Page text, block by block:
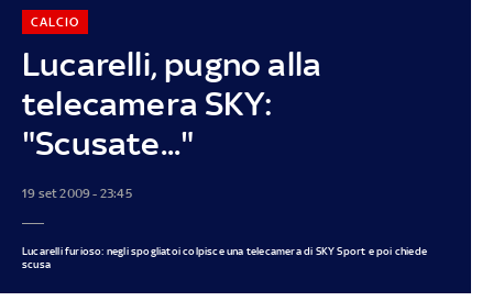
Lucarelli, pugno alla
telecamera SKY:
"Scusate..."
CALCIO
19 set 2009 - 23:45
Lucarelli furioso: negli spogliatoi colpisce una telecamera di SKY Sport e poi chiede
scusa